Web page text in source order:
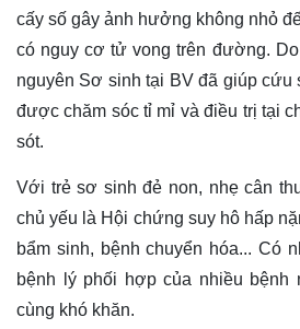
cấy số gây ảnh hưởng không nhỏ
có nguy cơ tử vong trên đường.
nguyên Sơ sinh tại BV đã giúp cứu
được chăm sóc tỉ mỉ và điều trị tại
sót.
Với trẻ sơ sinh đẻ non, nhẹ cân
chủ yếu là Hội chứng suy hô hấp
bẩm sinh, bệnh chuyển hóa... Có
bệnh lý phối hợp của nhiều bệnh
cùng khó khăn.